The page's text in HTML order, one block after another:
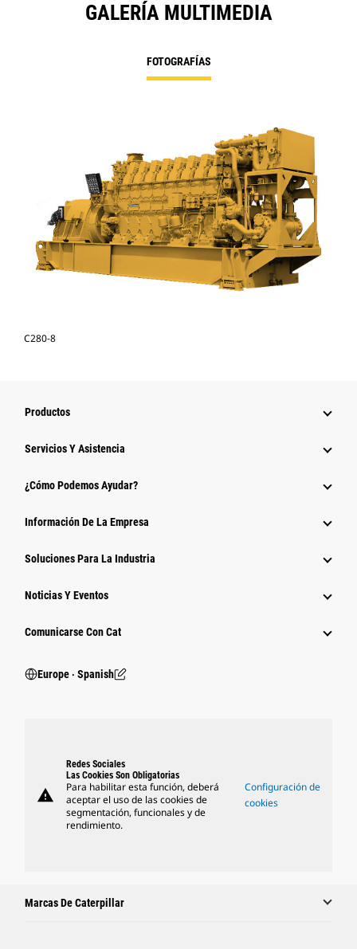
GALERÍA MULTIMEDIA
FOTOGRAFÍAS
C280-8
Productos
Servicios Y Asistencia
¿Cómo Podemos Ayudar?
Información De La Empresa
Soluciones Para La Industria
Noticias Y Eventos
Comunicarse Con Cat
Europe ‧ Spanish
warning
Redes Sociales
Las Cookies Son Obligatorias
Para habilitar esta función, deberá
aceptar el uso de las cookies de
segmentación, funcionales y de
rendimiento.
Configuración de
cookies
Marcas De Caterpillar